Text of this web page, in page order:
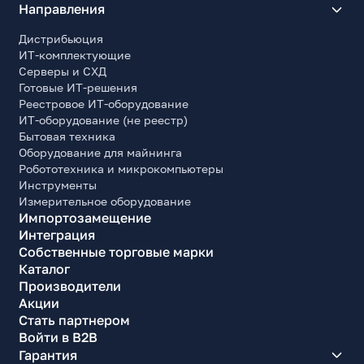
Направления
Дистрибьюция
ИТ-комплектующие
Серверы и СХД
Готовые ИТ-решения
Реестровое ИТ-оборудование
ИТ-оборудование (не реестр)
Бытовая техника
Оборудование для майнинга
Робототехника и микрокомпьютеры
Инструменты
Измерительное оборудование
Импортозамещение
Интеграция
Собственные торговые марки
Каталог
Производители
Акции
Стать партнером
Войти в B2B
Гарантия